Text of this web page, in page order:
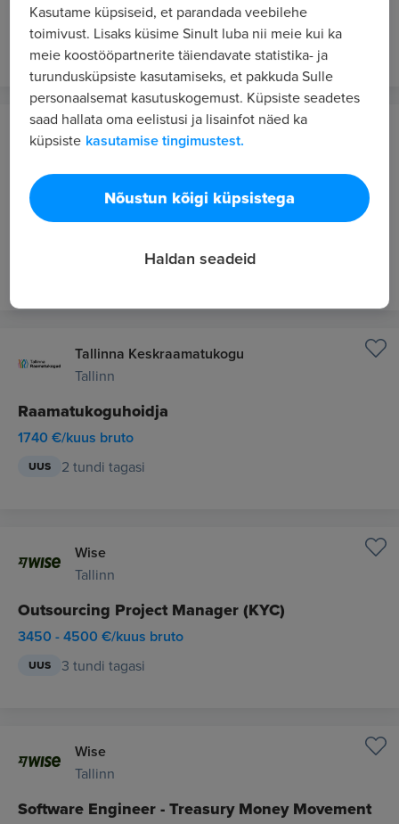
Tallinna Suitsupääsupes Lasteaia abiõpetaja
UUS tund tagasi
Tallinna 32. Keskkool
Tallinn
Tallinna 32. Keskkooli eesti keele ja kirjanduse
õpetaja
Tallinna Keskraamatukogu
Tallinn
Raamatukoguhoidja
1740 €/kuus bruto
UUS 2 tundi tagasi
Wise
Tallinn
Outsourcing Project Manager (KYC)
3450 - 4500 €/kuus bruto
UUS 3 tundi tagasi
Wise
Tallinn
Software Engineer - Treasury Money Movement
Kasutame küpsiseid, et parandada veebilehe
toimivust. Lisaks küsime Sinult luba nii meie kui ka
meie koostööpartnerite täiendavate statistika- ja
turundusküpsiste kasutamiseks, et pakkuda Sulle
personaalsemat kasutuskogemust. Küpsiste seadetes
saad hallata oma eelistusi ja lisainfot näed ka
küpsiste kasutamise tingimustest.
Nõustun kõigi küpsistega
Haldan seadeid